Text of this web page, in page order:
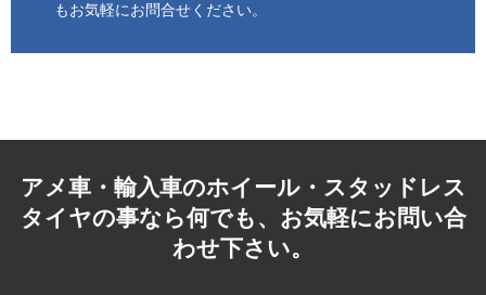
もお気軽にお問合せください。
アメ車・輸入車のホイール・スタッドレス
タイヤの事なら何でも、お気軽にお問い合
わせ下さい。